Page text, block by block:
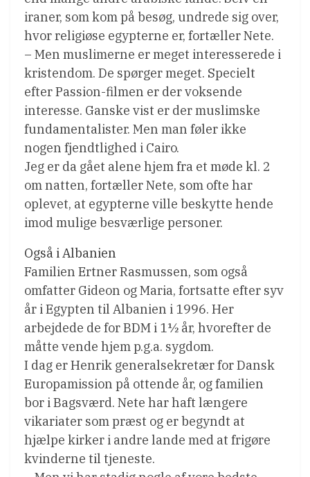
iraner, som kom på besøg, undrede sig over,
hvor religiøse egypterne er, fortæller Nete.
– Men muslimerne er meget interesserede i
kristendom. De spørger meget. Specielt
efter Passion-filmen er der voksende
interesse. Ganske vist er der muslimske
fundamentalister. Men man føler ikke
nogen fjendtlighed i Cairo.
Jeg er da gået alene hjem fra et møde kl. 2
om natten, fortæller Nete, som ofte har
oplevet, at egypterne ville beskytte hende
imod mulige besværlige personer.
Også i Albanien
Familien Ertner Rasmussen, som også
omfatter Gideon og Maria, fortsatte efter syv
år i Egypten til Albanien i 1996. Her
arbejdede de for BDM i 1½ år, hvorefter de
måtte vende hjem p.g.a. sygdom.
I dag er Henrik generalsekretær for Dansk
Europamission på ottende år, og familien
bor i Bagsværd. Nete har haft længere
vikariater som præst og er begyndt at
hjælpe kirker i andre lande med at frigøre
kvinderne til tjeneste.